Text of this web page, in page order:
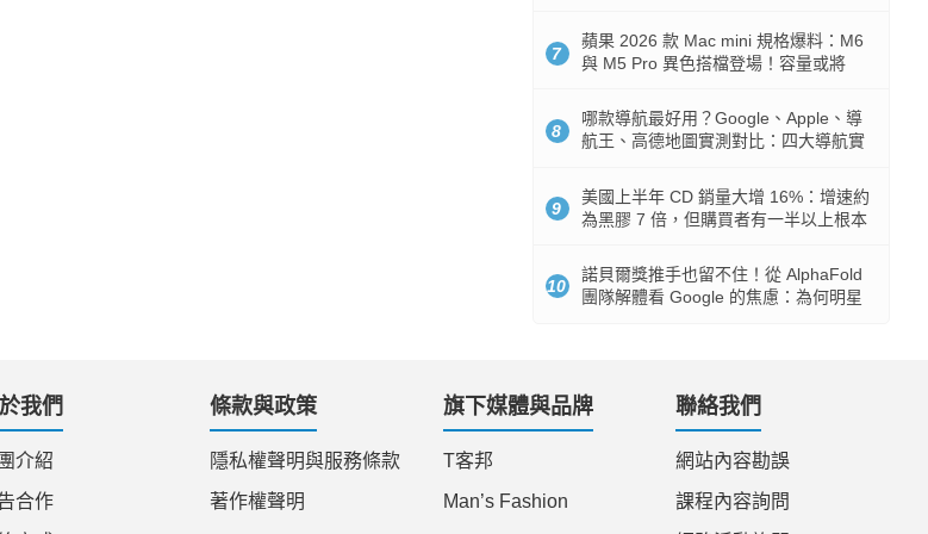
7
蘋果 2026 款 Mac mini 規格爆料：M6
與 M5 Pro 異色搭檔登場！容量或將
8
哪款導航最好用？Google、Apple、導
航王、高德地圖實測對比：四大導航實
9
美國上半年 CD 銷量大增 16%：增速約
為黑膠 7 倍，但購買者有一半以上根本
10
諾貝爾獎推手也留不住！從 AlphaFold
團隊解體看 Google 的焦慮：為何明星
我們
介紹
合作
條款與政策
隱私權聲明與服務條款
著作權聲明
旗下媒體與品牌
T客邦
Man’s Fashion
聯絡我們
網站內容勘誤
課程內容詢問